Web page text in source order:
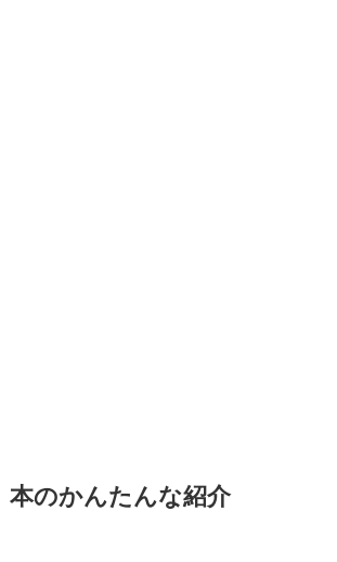
本のかんたんな紹介